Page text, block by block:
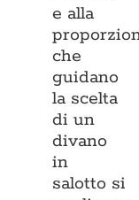
e alla
che
guidano
la scelta
di un
divano
in
salotto si